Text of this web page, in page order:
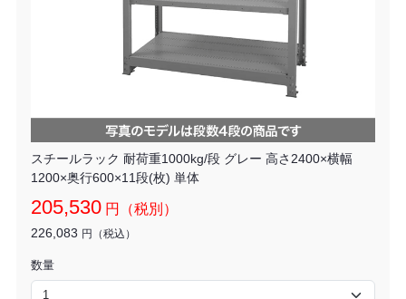
スチールラック 耐荷重1000kg/段 グレー 高さ2400×横幅
1200×奥行600×11段(枚) 単体
205,530 円（税別）
226,083 円（税込）
数量